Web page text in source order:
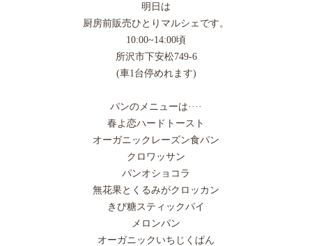
明日は
厨房前販売ひとりマルシェです。
10:00~14:00頃
所沢市下安松749-6
(車1台停めれます)
パンのメニューは····
春よ恋ハードトースト
オーガニックレーズン食パン
クロワッサン
パンオショコラ
無花果とくるみがクロッカン
きび糖スティックパイ
メロンパン
オーガニックいちじくぱん